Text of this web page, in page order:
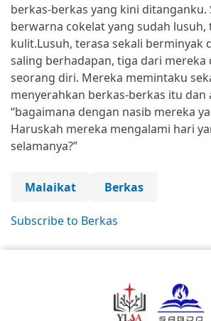
berkas-berkas yang kini ditanganku.
berwarna cokelat yang sudah
kulit.Lusuh, terasa sekali berminyak
saling berhadapan, tiga dari mereka
seorang diri. Mereka memintaku
menyerahkan berkas-berkas itu dan
“bagaimana dengan nasib mereka
Haruskah mereka mengalami hari
selamanya?”
Malaikat Berkas
Subscribe to Berkas